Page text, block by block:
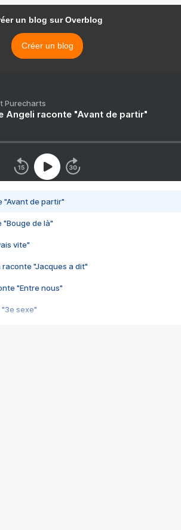
un blog sur Overblog
Créer un blog
Purecharts
Angeli raconte "Avant de partir"
"Avant de partir"
"Bouge de là"
vite"
raconte "Jacques a dit"
"Entre nous"
"3e sexe"